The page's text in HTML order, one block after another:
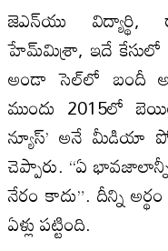
జెఎన్‌యు విద్యార్థి,
హేమ్‌మిశ్రా, ఇదే
అండా సెల్‌లో బందీ
ముందు 2015లో
న్యూస్‌’ అనే మీడియా
చెప్పారు. “ఏ
నేరం కాదు”. దీన్ని
ఏళ్లు పట్టింది.